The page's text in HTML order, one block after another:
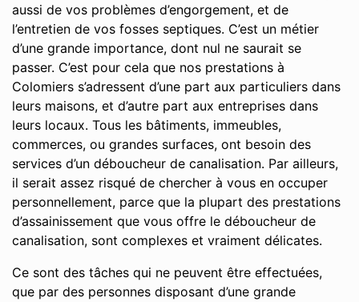
aussi de vos problèmes d’engorgement, et de
l’entretien de vos fosses septiques. C’est un métier
d’une grande importance, dont nul ne saurait se
passer. C’est pour cela que nos prestations à
Colomiers s’adressent d’une part aux particuliers dans
leurs maisons, et d’autre part aux entreprises dans
leurs locaux. Tous les bâtiments, immeubles,
commerces, ou grandes surfaces, ont besoin des
services d’un déboucheur de canalisation. Par ailleurs,
il serait assez risqué de chercher à vous en occuper
personnellement, parce que la plupart des prestations
d’assainissement que vous offre le déboucheur de
canalisation, sont complexes et vraiment délicates.
Ce sont des tâches qui ne peuvent être effectuées,
que par des personnes disposant d’une grande